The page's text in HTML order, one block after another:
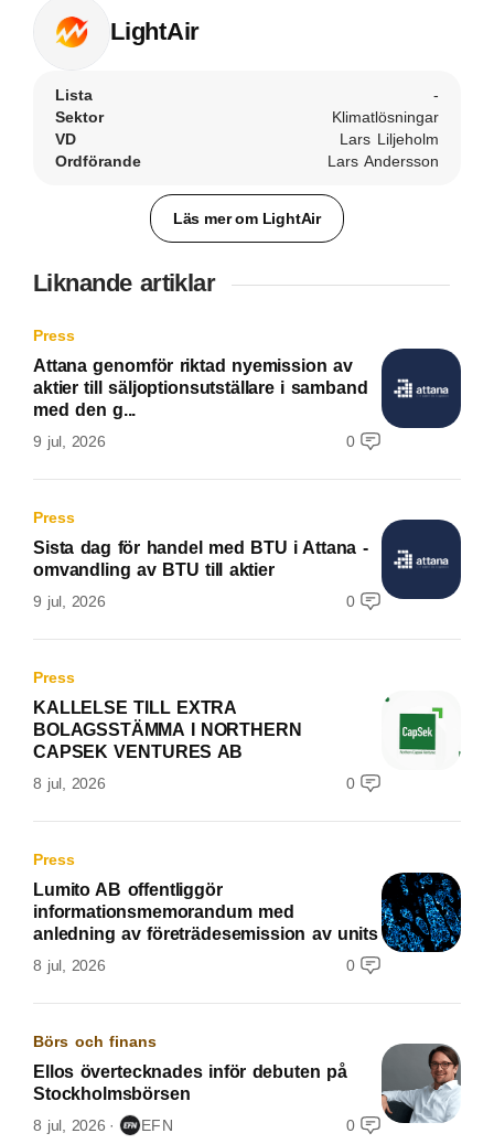
LightAir
Lista
-
Sektor
Klimatlösningar
VD
Lars Liljeholm
Ordförande
Lars Andersson
Läs mer om LightAir
Liknande artiklar
Press
Attana genomför riktad nyemission av
aktier till säljoptionsutställare i samband
med den g...
9 jul, 2026 0
Press
Sista dag för handel med BTU i Attana -
omvandling av BTU till aktier
9 jul, 2026 0
Press
KALLELSE TILL EXTRA
BOLAGSSTÄMMA I NORTHERN
CAPSEK VENTURES AB
8 jul, 2026 0
Press
Lumito AB offentliggör
informationsmemorandum med
anledning av företrädesemission av units
8 jul, 2026 0
Börs och finans
Ellos övertecknades inför debuten på
Stockholmsbörsen
8 jul, 2026 EFN 0